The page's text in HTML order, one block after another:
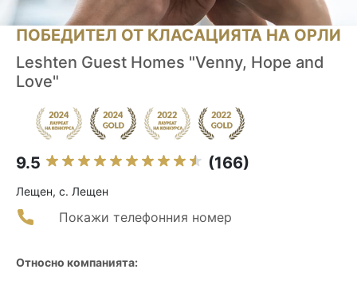
ПОБЕДИТЕЛ ОТ КЛАСАЦИЯТА НА ОРЛИ
Leshten Guest Homes "Venny, Hope and
Love"
9.5 (166)
Лещен, с. Лещен
Покажи телефонния номер
Относно компанията: